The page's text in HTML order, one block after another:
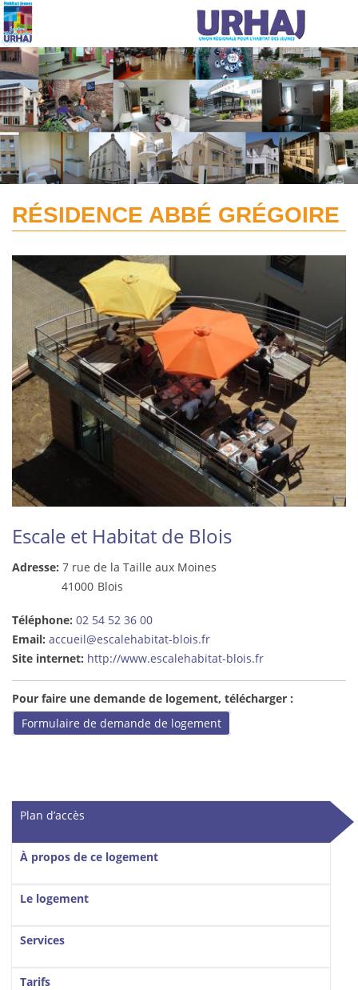
Aller au contenu principal
RÉSIDENCE ABBÉ GRÉGOIRE
Escale et Habitat de Blois
Adresse: 7 rue de la Taille aux Moines
41000 Blois
Téléphone: 02 54 52 36 00
Email: accueil@escalehabitat-blois.fr
Site internet: http://www.escalehabitat-blois.fr
Pour faire une demande de logement, télécharger :
Formulaire de demande de logement
Vertical Tabs
Plan d’accès
À propos de ce logement
Le logement
Services
Tarifs